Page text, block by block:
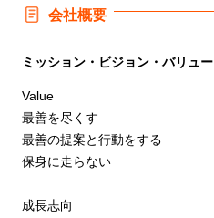
会社概要
ミッション・ビジョン・バリュー
Value
最善を尽くす
最善の提案と行動をする
保身に走らない
成長志向